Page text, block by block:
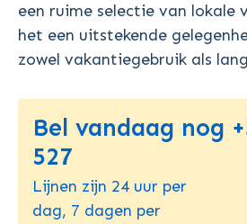
een ruime selectie van lokale
het een uitstekende
zowel vakantiegebruik als
Bel vandaag nog
527
Lijnen zijn 24 uur per
dag, 7 dagen per